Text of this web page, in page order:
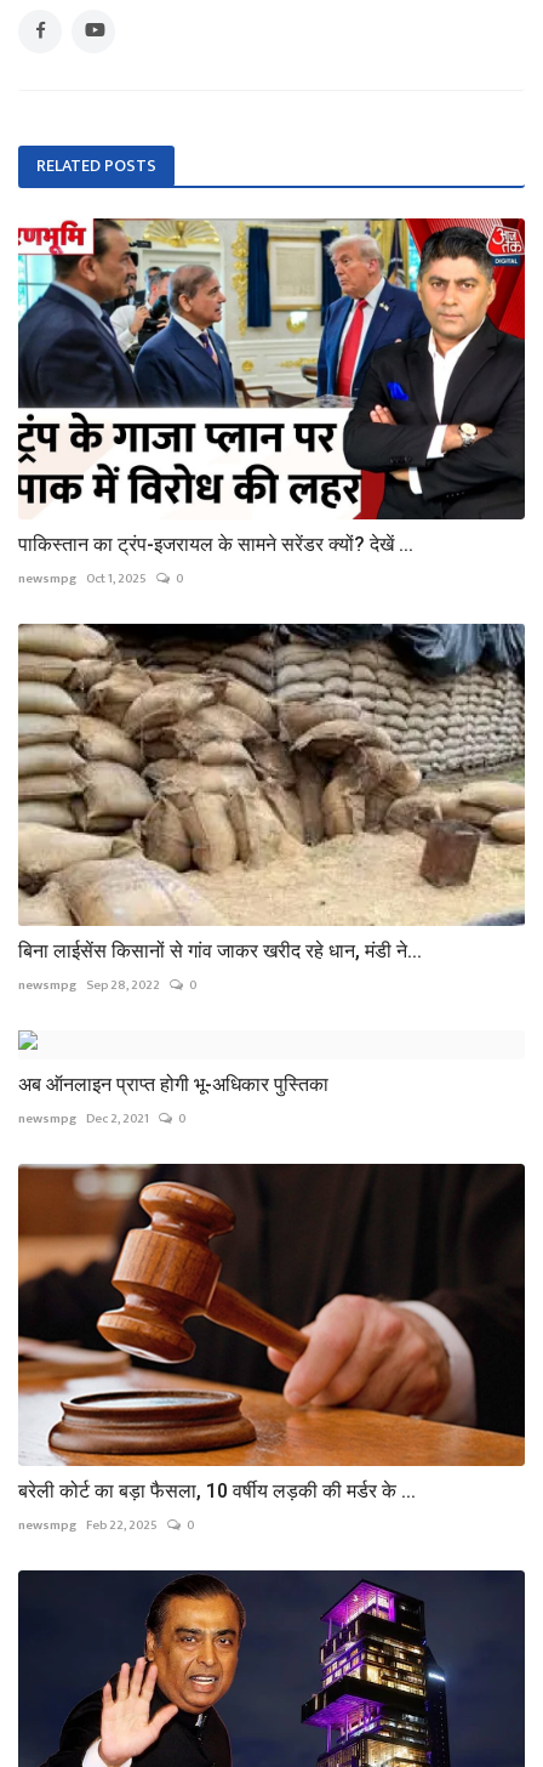
RELATED POSTS
पाकिस्तान का ट्रंप-इजरायल के सामने सरेंडर क्यों? देखें ...
newsmpg Oct 1, 2025 0
बिना लाईसेंस किसानों से गांव जाकर खरीद रहे धान, मंडी ने...
newsmpg Sep 28, 2022 0
अब ऑनलाइन प्राप्त होगी भू-अधिकार पुस्तिका
newsmpg Dec 2, 2021 0
बरेली कोर्ट का बड़ा फैसला, 10 वर्षीय लड़की की मर्डर के ...
newsmpg Feb 22, 2025 0